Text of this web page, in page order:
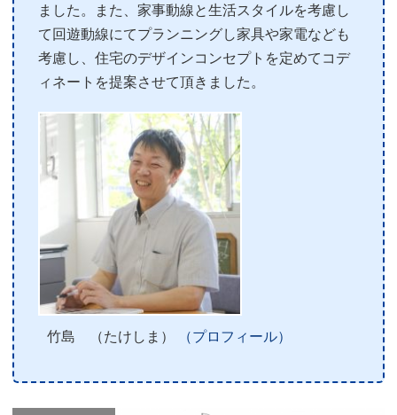
ました。また、家事動線と生活スタイルを考慮し
て回遊動線にてプランニングし家具や家電なども
考慮し、住宅のデザインコンセプトを定めてコデ
ィネートを提案させて頂きました。
竹島 （たけしま） （プロフィール）